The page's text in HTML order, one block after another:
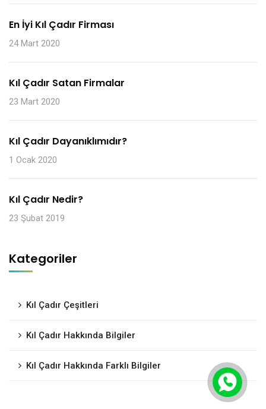
En İyi Kıl Çadır Firması
24 Mart 2020
Kıl Çadır Satan Firmalar
23 Mart 2020
Kıl Çadır Dayanıklımıdır?
1 Ocak 2020
Kıl Çadır Nedir?
23 Şubat 2019
Kategoriler
Kıl Çadır Çeşitleri
Kıl Çadır Hakkında Bilgiler
Kıl Çadır Hakkında Farklı Bilgiler